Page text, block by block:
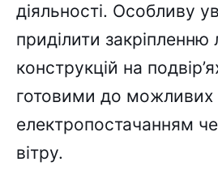
діяльності. Особливу
приділити закріпленню
конструкцій на
готовими до можливих
електропостачанням
вітру.